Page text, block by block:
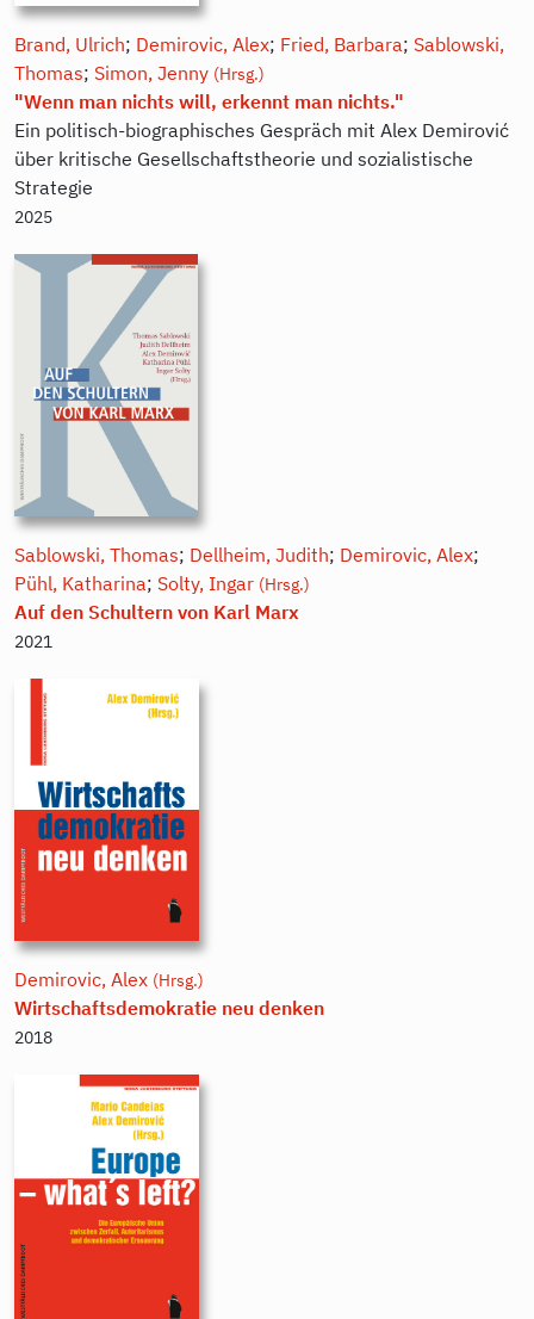
Brand, Ulrich; Demirovic, Alex; Fried, Barbara; Sablowski,
Thomas; Simon, Jenny (Hrsg.)
"Wenn man nichts will, erkennt man nichts."
Ein politisch-biographisches Gespräch mit Alex Demirović
über kritische Gesellschaftstheorie und sozialistische
Strategie
2025
Sablowski, Thomas; Dellheim, Judith; Demirovic, Alex;
Pühl, Katharina; Solty, Ingar (Hrsg.)
Auf den Schultern von Karl Marx
2021
Demirovic, Alex (Hrsg.)
Wirtschaftsdemokratie neu denken
2018